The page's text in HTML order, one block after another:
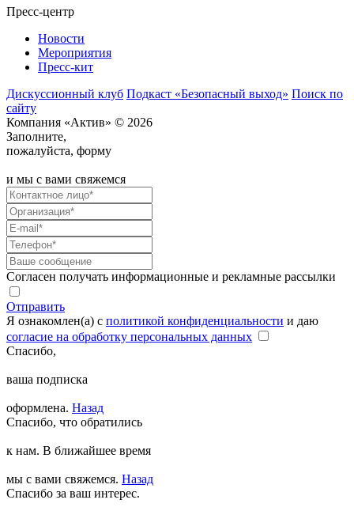
Пресс-центр
Новости
Мероприятия
Пресс-кит
Дискуссионный клуб Подкаст «Безопасный выход» Поиск по
сайту
Компания «Актив» © 2026
Заполните,
пожалуйста, форму
и мы с вами свяжемся
Согласен получать информационные и рекламные рассылки
Отправить
Я ознакомлен(а) с политикой конфиденциальности и даю
согласие на обработку персональных данных
Спасибо,
ваша подписка
оформлена. Назад
Спасибо, что обратились
к нам. В ближайшее время
мы с вами свяжемся. Назад
Спасибо за ваш интерес.